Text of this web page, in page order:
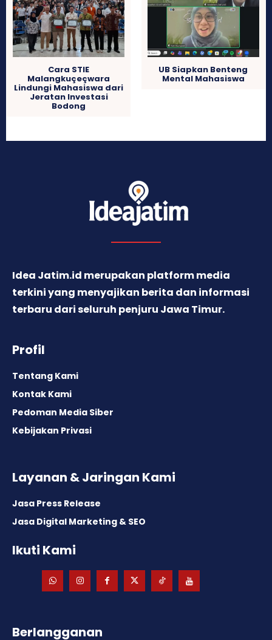
Cara STIE
Malangkuçeçwara
Lindungi Mahasiswa dari
Jeratan Investasi
Bodong
UB Siapkan Benteng
Mental Mahasiswa
Idea Jatim.id merupakan platform media
terkini yang menyajikan berita dan informasi
terbaru dari seluruh penjuru Jawa Timur.
Profil
Tentang Kami
Kontak Kami
Pedoman Media Siber
Kebijakan Privasi
Layanan & Jaringan Kami
Jasa Press Release
Jasa Digital Marketing & SEO
Ikuti Kami
Berlangganan